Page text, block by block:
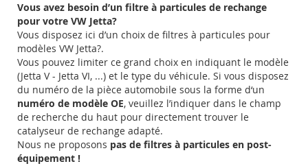
Vous avez besoin d’un filtre à particules de rechange
pour votre VW Jetta?
Vous disposez ici d’un choix de filtres à particules pour
modèles VW Jetta?.
Vous pouvez limiter ce grand choix en indiquant le modèle
(Jetta V - Jetta VI, ...) et le type du véhicule. Si vous disposez
du numéro de la pièce automobile sous la forme d‘un
numéro de modèle OE, veuillez l’indiquer dans le champ
de recherche du haut pour directement trouver le
catalyseur de rechange adapté.
Nous ne proposons pas de filtres à particules en post-
équipement !